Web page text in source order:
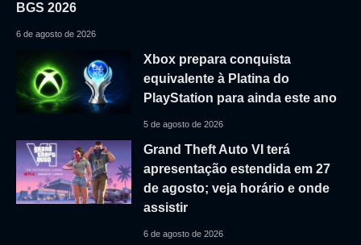
BGS 2026
6 de agosto de 2026
Xbox prepara conquista
equivalente à Platina do
PlayStation para ainda este ano
5 de agosto de 2026
Grand Theft Auto VI terá
apresentação estendida em 27
de agosto; veja horário e onde
assistir
6 de agosto de 2026